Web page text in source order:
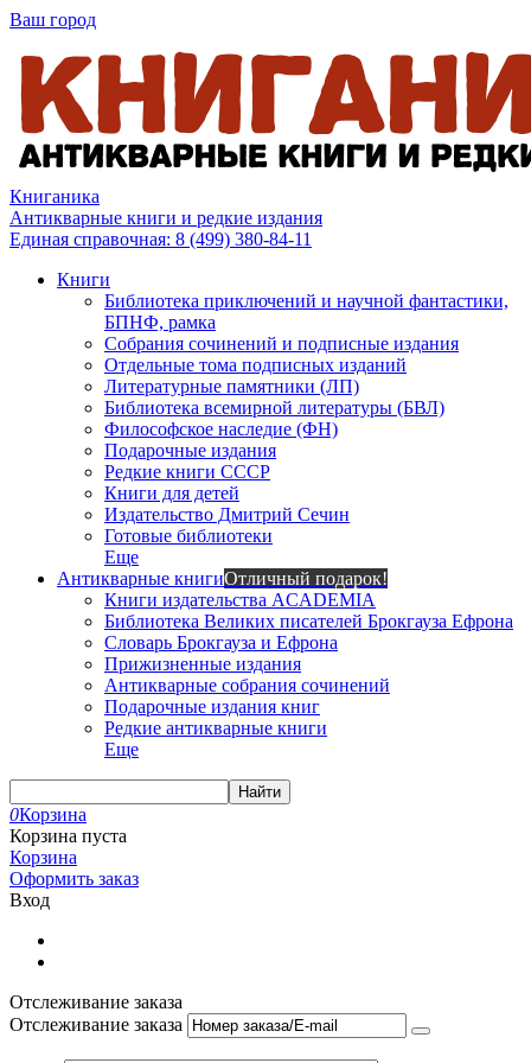
Ваш город
Книганика
Антикварные книги и редкие издания
Единая справочная: 8 (499) 380-84-11
Книги
Библиотека приключений и научной фантастики,
БПНФ, рамка
Собрания сочинений и подписные издания
Отдельные тома подписных изданий
Литературные памятники (ЛП)
Библиотека всемирной литературы (БВЛ)
Философское наследие (ФН)
Подарочные издания
Редкие книги СССР
Книги для детей
Издательство Дмитрий Сечин
Готовые библиотеки
Еще
Антикварные книгиОтличный подарок!
Книги издательства ACADEMIA
Библиотека Великих писателей Брокгауза Ефрона
Словарь Брокгауза и Ефрона
Прижизненные издания
Антикварные собрания сочинений
Подарочные издания книг
Редкие антикварные книги
Еще
Найти
0Корзина
Корзина пуста
Корзина
Оформить заказ
Вход
Отслеживание заказа
Отслеживание заказа